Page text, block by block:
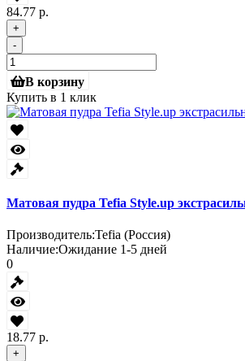
84.77 р.
+
-
В корзину
Купить в 1 клик
Матовая пудра Tefia Style.up
Производитель:Tefia (Россия)
Наличие:Ожидание 1-5 дней
0
18.77 р.
+